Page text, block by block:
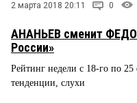
2 марта 2018 20:11 0
АНАНЬЕВ сменит
России»
Рейтинг недели с 18-го по 25
тенденции, слухи